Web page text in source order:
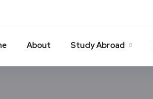
About Study Abroad